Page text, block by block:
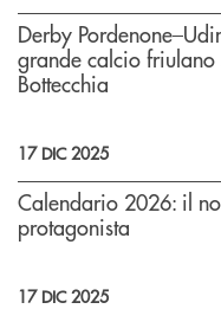
Derby
grande calcio friulano
Bottecchia
17 DIC 2025
Calendario 2026: il
protagonista
17 DIC 2025